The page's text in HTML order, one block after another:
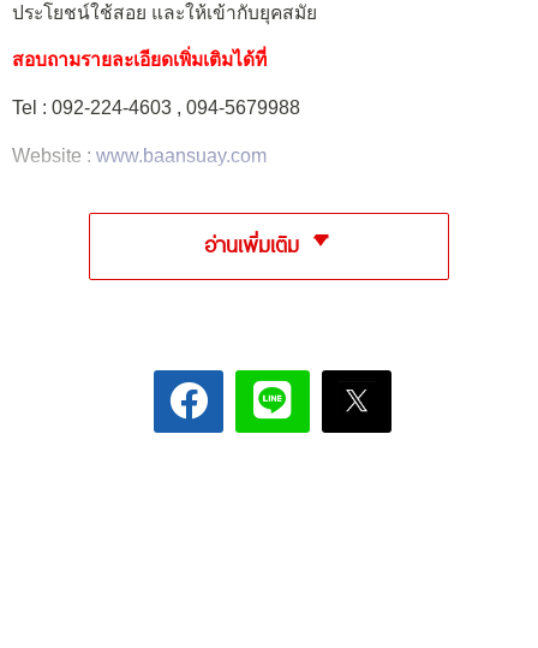
ประโยชน์ใช้สอย และให้เข้ากับยุคสมัย
สอบถามรายละเอียดเพิ่มเติมได้ที่
Tel : 092-224-4603 , 094-5679988
Website : www.baansuay.com
อ่านเพิ่มเติม